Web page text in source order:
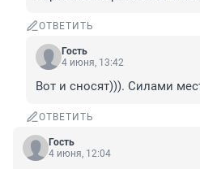
ОТВЕТИТЬ
Гость
4 июня, 13:42
Вот и сносят))). Силами
ОТВЕТИТЬ
Гость
4 июня, 12:04